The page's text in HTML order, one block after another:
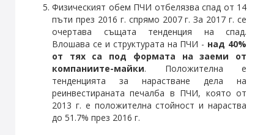
Физическият обем ПЧИ отбелязва спад от 14
пъти през 2016 г. спрямо 2007 г. За 2017 г. се
очертава същата тенденция на спад.
Влошава се и структурата на ПЧИ - над 40%
от тях са под формата на заеми от
компаниите-майки. Положителна е
тенденцията за нарастване дела на
реинвестираната печалба в ПЧИ, която от
2013 г. е положителна стойност и нараства
до 51.7% през 2016 г.